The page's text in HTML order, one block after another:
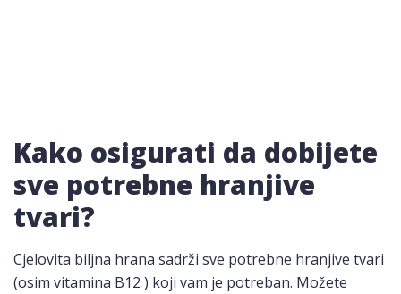
Kako osigurati da dobijete
sve potrebne hranjive
tvari?
Cjelovita biljna hrana sadrži sve potrebne hranjive tvari
(osim vitamina B12 ) koji vam je potreban. Možete